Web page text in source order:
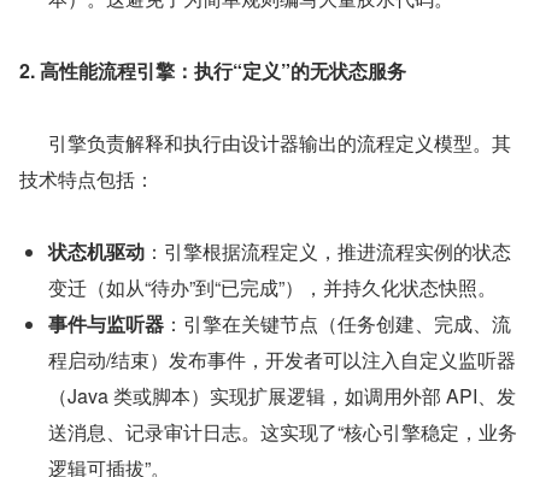
2. 高性能流程引擎：执行“定义”的无状态服务
技术特点包括：
状态机驱动 ：引擎根据流程定义，推进流程实例的状态
变迁（如从“待办”到“已完成”），并持久化状态快照。
事件与监听器 ：引擎在关键节点（任务创建、完成、流
程启动/结束）发布事件，开发者可以注入自定义监听器
（Java 类或脚本）实现扩展逻辑，如调用外部 API、发
送消息、记录审计日志。这实现了“核心引擎稳定，业务
逻辑可插拔”。